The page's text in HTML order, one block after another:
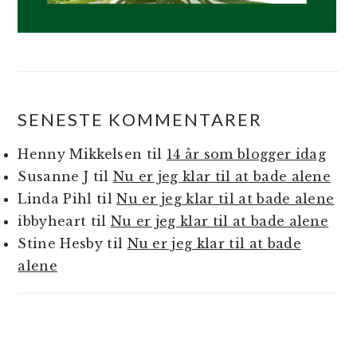
SENESTE KOMMENTARER
Henny Mikkelsen til 14 år som blogger idag
Susanne J til Nu er jeg klar til at bade alene
Linda Pihl tilNu er jeg klar til at bade alene
ibbyheart til Nu er jeg klar til at bade alene
Stine Hesbytil Nu er jeg klar til at bade
alene